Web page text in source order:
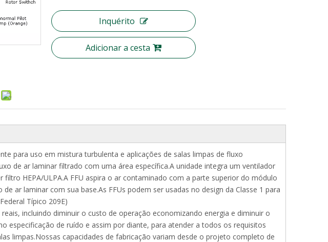
Inquérito
Adicionar a cesta
para uso em mistura turbulenta e aplicações de salas limpas de fluxo
de ar laminar filtrado com uma área específica.A unidade integra um ventilador
HEPA/ULPA.A FFU aspira o ar contaminado com a parte superior do módulo
ar laminar com sua base.As FFUs podem ser usadas no design da Classe 1 para
Típico 209E)
incluindo diminuir o custo de operação economizando energia e diminuir o
especificação de ruído e assim por diante, para atender a todos os requisitos
limpas.Nossas capacidades de fabricação variam desde o projeto completo de